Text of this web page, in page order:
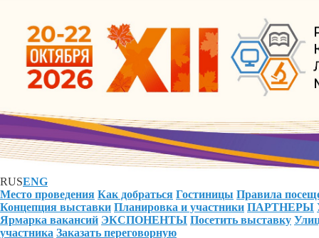
RUSENG
Место проведения Как добраться Гостиницы Правила
Концепция выставки Планировка и участники ПАРТНЕРЫ
Ярмарка вакансий ЭКСПОНЕНТЫ Посетить выставку
участника Заказать переговорную